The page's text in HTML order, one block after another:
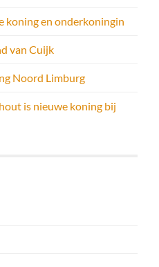
koning en onderkoningin
van Cuijk
Noord Limburg
is nieuwe koning bij